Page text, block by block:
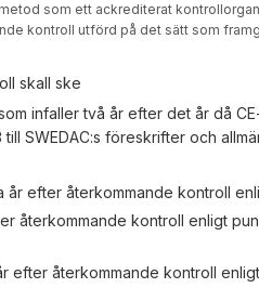
som ett ackrediterat
kontroll utförd på det sätt som
skall ske
infaller två år efter det år då
SWEDAC:s föreskrifter och
efter återkommande kontroll
återkommande kontroll enligt
efter återkommande kontroll